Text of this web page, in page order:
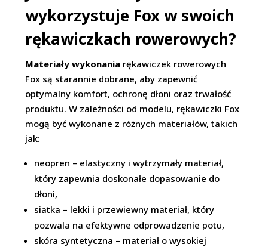
wykorzystuje Fox w swoich
rękawiczkach rowerowych?
Materiały wykonania rękawiczek rowerowych
Fox są starannie dobrane, aby zapewnić
optymalny komfort, ochronę dłoni oraz trwałość
produktu. W zależności od modelu, rękawiczki Fox
mogą być wykonane z różnych materiałów, takich
jak:
neopren – elastyczny i wytrzymały materiał,
który zapewnia doskonałe dopasowanie do
dłoni,
siatka – lekki i przewiewny materiał, który
pozwala na efektywne odprowadzenie potu,
skóra syntetyczna – materiał o wysokiej